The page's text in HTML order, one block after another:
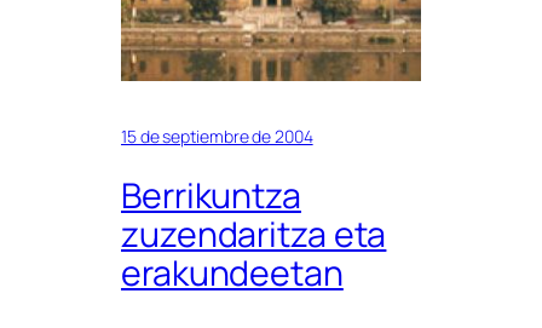
15 de septiembre de 2004
Berrikuntza
zuzendaritza eta
erakundeetan